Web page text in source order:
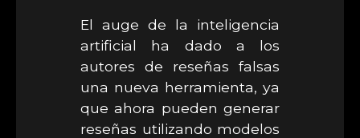
El auge de la inteligencia
artificial ha dado a los
autores de reseñas falsas
una nueva herramienta, ya
que ahora pueden generar
reseñas utilizando modelos